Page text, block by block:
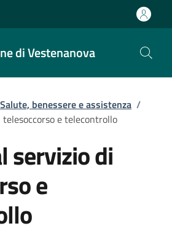
di Vestenanova
Salute, benessere e assistenza /
telesoccorso e telecontrollo
servizio di
e